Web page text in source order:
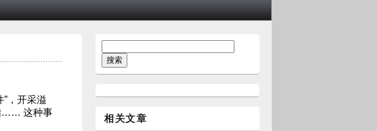
，开采溢
…… 这种事
相关文章